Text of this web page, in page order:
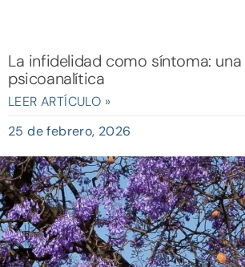
La infidelidad como síntoma:
psicoanalítica
LEER ARTÍCULO »
25 de febrero, 2026